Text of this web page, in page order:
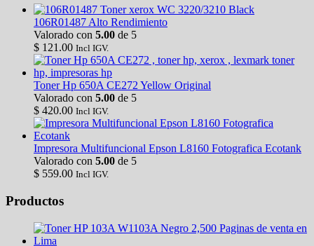
Toner xerox WC 3220/3210 Black
106R01487 Alto Rendimiento
Valorado con 5.00 de 5
$ 121.00 Incl IGV.
Toner Hp 650A CE272 Yellow Original
Valorado con 5.00 de 5
$ 420.00 Incl IGV.
Impresora Multifuncional Epson L8160 Fotografica Ecotank
Valorado con 5.00 de 5
$ 559.00 Incl IGV.
Productos